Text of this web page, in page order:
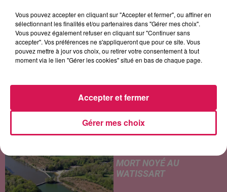
LES ARTICLES LES PLUS CONSULTÉS
CHALEUR ET RISQUE
D'ORAGES CE LUNDI EN
THIÉRACHE
Un temps typiquement estival
et changeant concerne nos
secteurs ce lundi 3 août. Entre
des températures élevées
d'averses orageuses...
MORT NOYÉ AU
WATISSART
Vous pouvez accepter en cliquant sur "Accepter et fermer", ou affiner en
sélectionnant les finalités et/ou partenaires dans "Gérer mes choix".
Vous pouvez également refuser en cliquant sur "Continuer sans
accepter". Vos préférences ne s'appliqueront que pour ce site. Vous
pouvez mettre à jour vos choix, ou retirer votre consentement à tout
moment via le lien "Gérer les cookies" situé en bas de chaque page.
Gérer mes choix
Accepter et fermer